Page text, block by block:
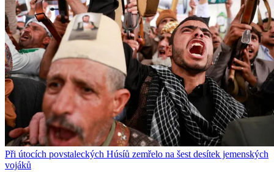
Při útocích povstaleckých Húsíů zemřelo na šest desítek jemenských
vojáků